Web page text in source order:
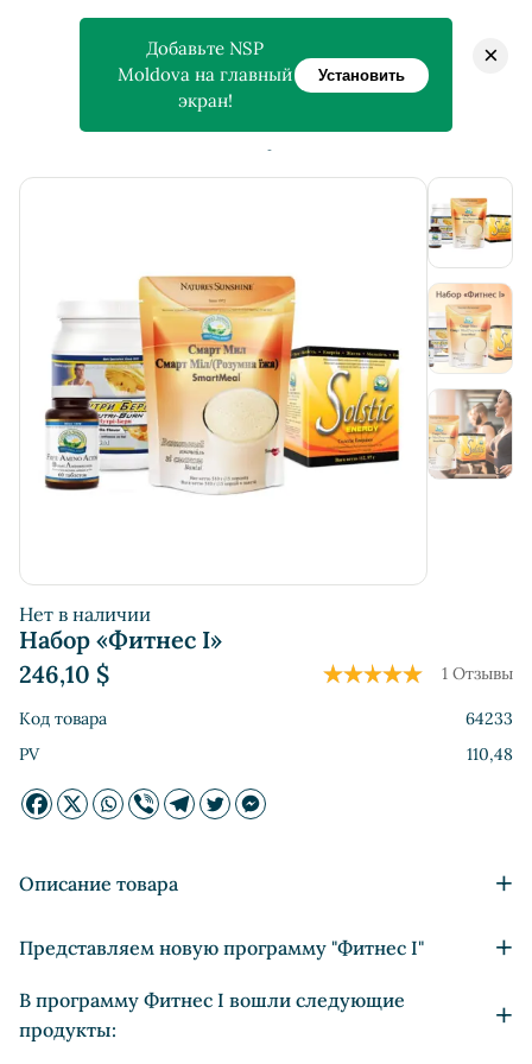
> >
Нет в наличии
Набор «Фитнес I»
246,10 $ 1 Отзывы
Код товара
64233
PV
110,48
Описание товара +
Спорт жизненно необходим современному человеку
как для бодрости и энергии, так и для поддержания
опимальной массы тела. Представляем специальные
наборы для тех, кто активно занимается спортом.
Представляем новую программу "Фитнес I" +
Фитнес I (Спортивное тело) — белковые продукты в
качестве замены обычного питания помогут снизить
В программу Фитнес I вошли следующие
продукты:
+
Добавьте NSP
Moldova на главный
экран!
Установить
×